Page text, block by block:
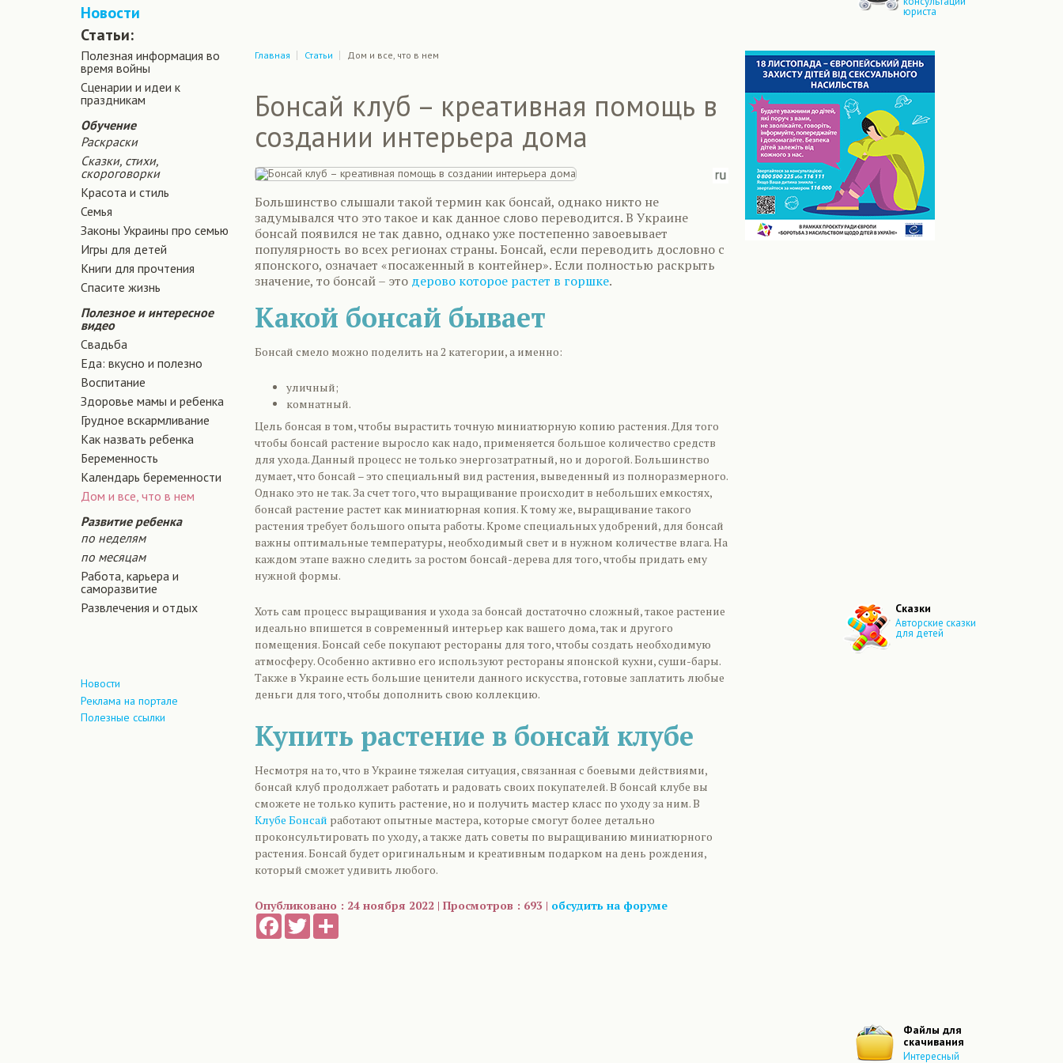
Новости
Статьи:
Полезная информация во
время войны
Сценарии и идеи к
праздникам
Обучение
Раскраски
Сказки, стихи,
скороговорки
Красота и стиль
Семья
Законы Украины про семью
Игры для детей
Книги для прочтения
Спасите жизнь
Полезное и интересное
видео
Свадьба
Еда: вкусно и полезно
Воспитание
Здоровье мамы и ребенка
Грудное вскармливание
Как назвать ребенка
Беременность
Календарь беременности
Дом и все, что в нем
Развитие ребенка
по неделям
по месяцам
Работа, карьера и
саморазвитие
Развлечения и отдых
Новости
Реклама на портале
Полезные ссылки
юриста
Главная Статьи Дом и все, что в нем
Бонсай клуб – креативная помощь в
создании интерьера дома
Большинство слышали такой термин как бонсай, однако никто не
задумывался что это такое и как данное слово переводится. В Украине
бонсай появился не так давно, однако уже постепенно завоевывает
популярность во всех регионах страны. Бонсай, если переводить дословно с
японского, означает «посаженный в контейнер». Если полностью раскрыть
значение, то бонсай – это дерово которое растет в горшке.
Какой бонсай бывает
Бонсай смело можно поделить на 2 категории, а именно:
уличный;
комнатный.
Цель бонсая в том, чтобы вырастить точную миниатюрную копию растения. Для того
чтобы бонсай растение выросло как надо, применяется большое количество средств
для ухода. Данный процесс не только энергозатратный, но и дорогой. Большинство
думает, что бонсай – это специальный вид растения, выведенный из полноразмерного.
Однако это не так. За счет того, что выращивание происходит в небольших емкостях,
бонсай растение растет как миниатюрная копия. К тому же, выращивание такого
растения требует большого опыта работы. Кроме специальных удобрений, для бонсай
важны оптимальные температуры, необходимый свет и в нужном количестве влага. На
каждом этапе важно следить за ростом бонсай-дерева для того, чтобы придать ему
нужной формы.
Хоть сам процесс выращивания и ухода за бонсай достаточно сложный, такое растение
идеально впишется в современный интерьер как вашего дома, так и другого
помещения. Бонсай себе покупают рестораны для того, чтобы создать необходимую
атмосферу. Особенно активно его используют рестораны японской кухни, суши-бары.
Также в Украине есть большие ценители данного искусства, готовые заплатить любые
деньги для того, чтобы дополнить свою коллекцию.
Купить растение в бонсай клубе
Несмотря на то, что в Украине тяжелая ситуация, связанная с боевыми действиями,
бонсай клуб продолжает работать и радовать своих покупателей. В бонсай клубе вы
сможете не только купить растение, но и получить мастер класс по уходу за ним. В
Клубе Бонсай работают опытные мастера, которые смогут более детально
проконсультировать по уходу, а также дать советы по выращиванию миниатюрного
растения. Бонсай будет оригинальным и креативным подарком на день рождения,
который сможет удивить любого.
Опубликовано : 24 ноября 2022 | Просмотров : 693 | обсудить на форуме
FacebookTwitter
Сказки
Авторские сказки
для детей
Файлы для
скачивания
Интересный